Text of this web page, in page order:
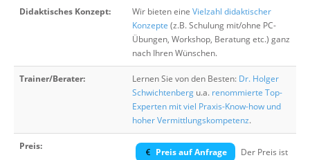
Didaktisches Konzept: Wir bieten eine Vielzahl didaktischer
Konzepte (z.B. Schulung mit/ohne PC-
Übungen, Workshop, Beratung etc.) ganz
nach Ihren Wünschen.
Trainer/Berater: Lernen Sie von den Besten: Dr. Holger
Schwichtenberg u.a. renommierte Top-
Experten mit viel Praxis-Know-how und
hoher Vermittlungskompetenz.
Preis:
Preis auf Anfrage Der Preis ist